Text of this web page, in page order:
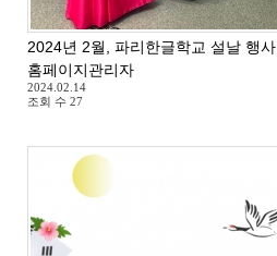
2024년 2월, 파리한글학교 설날 행사
홈페이지관리자
2024.02.14
조회 수 27